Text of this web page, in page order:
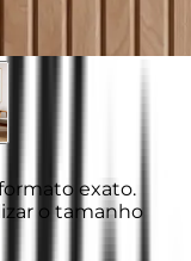
exato.
o tamanho